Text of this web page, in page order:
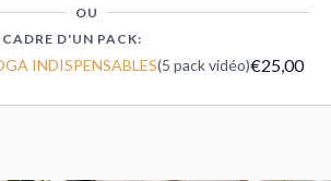
OU
D'UN PACK:
INDISPENSABLES(5 pack vidéo)€25,00